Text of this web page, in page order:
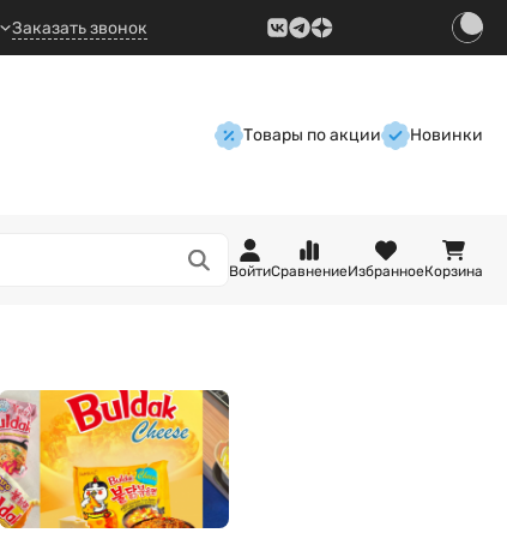
Заказать звонок
Товары по акции Новинки
ВойтиСравнениеИзбранноеКорзина